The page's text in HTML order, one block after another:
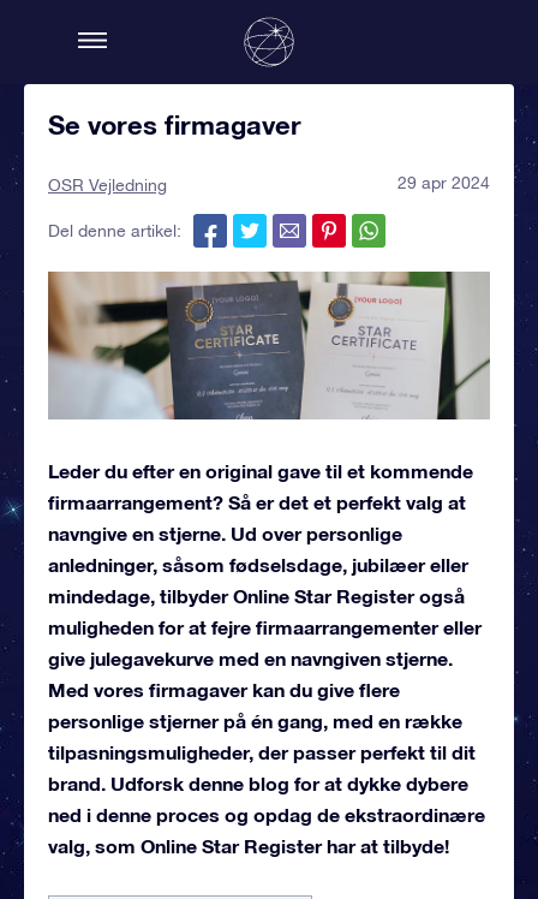
Se vores firmagaver
OSR Vejledning 29 apr 2024
Del denne artikel:
Leder du efter en original gave til et kommende
firmaarrangement? Så er det et perfekt valg at
navngive en stjerne. Ud over personlige
anledninger, såsom fødselsdage, jubilæer eller
mindedage, tilbyder Online Star Register også
muligheden for at fejre firmaarrangementer eller
give julegavekurve med en navngiven stjerne.
Med vores firmagaver kan du give flere
personlige stjerner på én gang, med en række
tilpasningsmuligheder, der passer perfekt til dit
brand. Udforsk denne blog for at dykke dybere
ned i denne proces og opdag de ekstraordinære
valg, som Online Star Register har at tilbyde!